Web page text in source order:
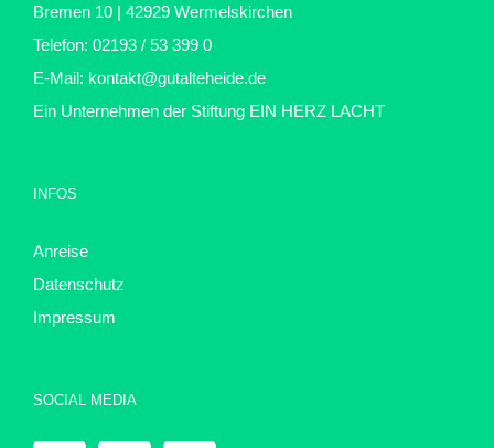
Bremen 10 | 42929 Wermelskirchen
Telefon: 02193 / 53 399 0
E-Mail: kontakt@gutalteheide.de
Ein Unternehmen der Stiftung EIN HERZ LACHT
INFOS
Anreise
Datenschutz
Impressum
SOCIAL MEDIA